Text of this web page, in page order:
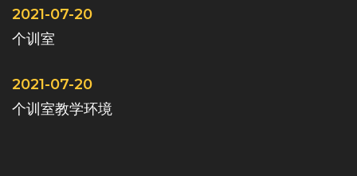
2021-07-20
个训室
2021-07-20
个训室教学环境